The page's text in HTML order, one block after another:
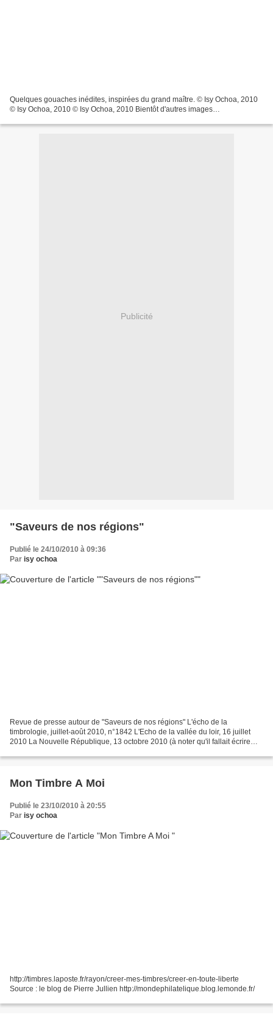
Quelques gouaches inédites, inspirées du grand maître. © Isy Ochoa, 2010
© Isy Ochoa, 2010 © Isy Ochoa, 2010 Bientôt d'autres images…
Publicité
"Saveurs de nos régions"
Publié le 24/10/2010 à 09:36
Par isy ochoa
Revue de presse autour de "Saveurs de nos régions" L'écho de la
timbrologie, juillet-août 2010, n°1842 L'Echo de la vallée du loir, 16 juillet
2010 La Nouvelle République, 13 octobre 2010 (à noter qu'il fallait écrire
Mon Timbre A Moi
Publié le 23/10/2010 à 20:55
Par isy ochoa
http://timbres.laposte.fr/rayon/creer-mes-timbres/creer-en-toute-liberte
Source : le blog de Pierre Jullien http://mondephilatelique.blog.lemonde.fr/